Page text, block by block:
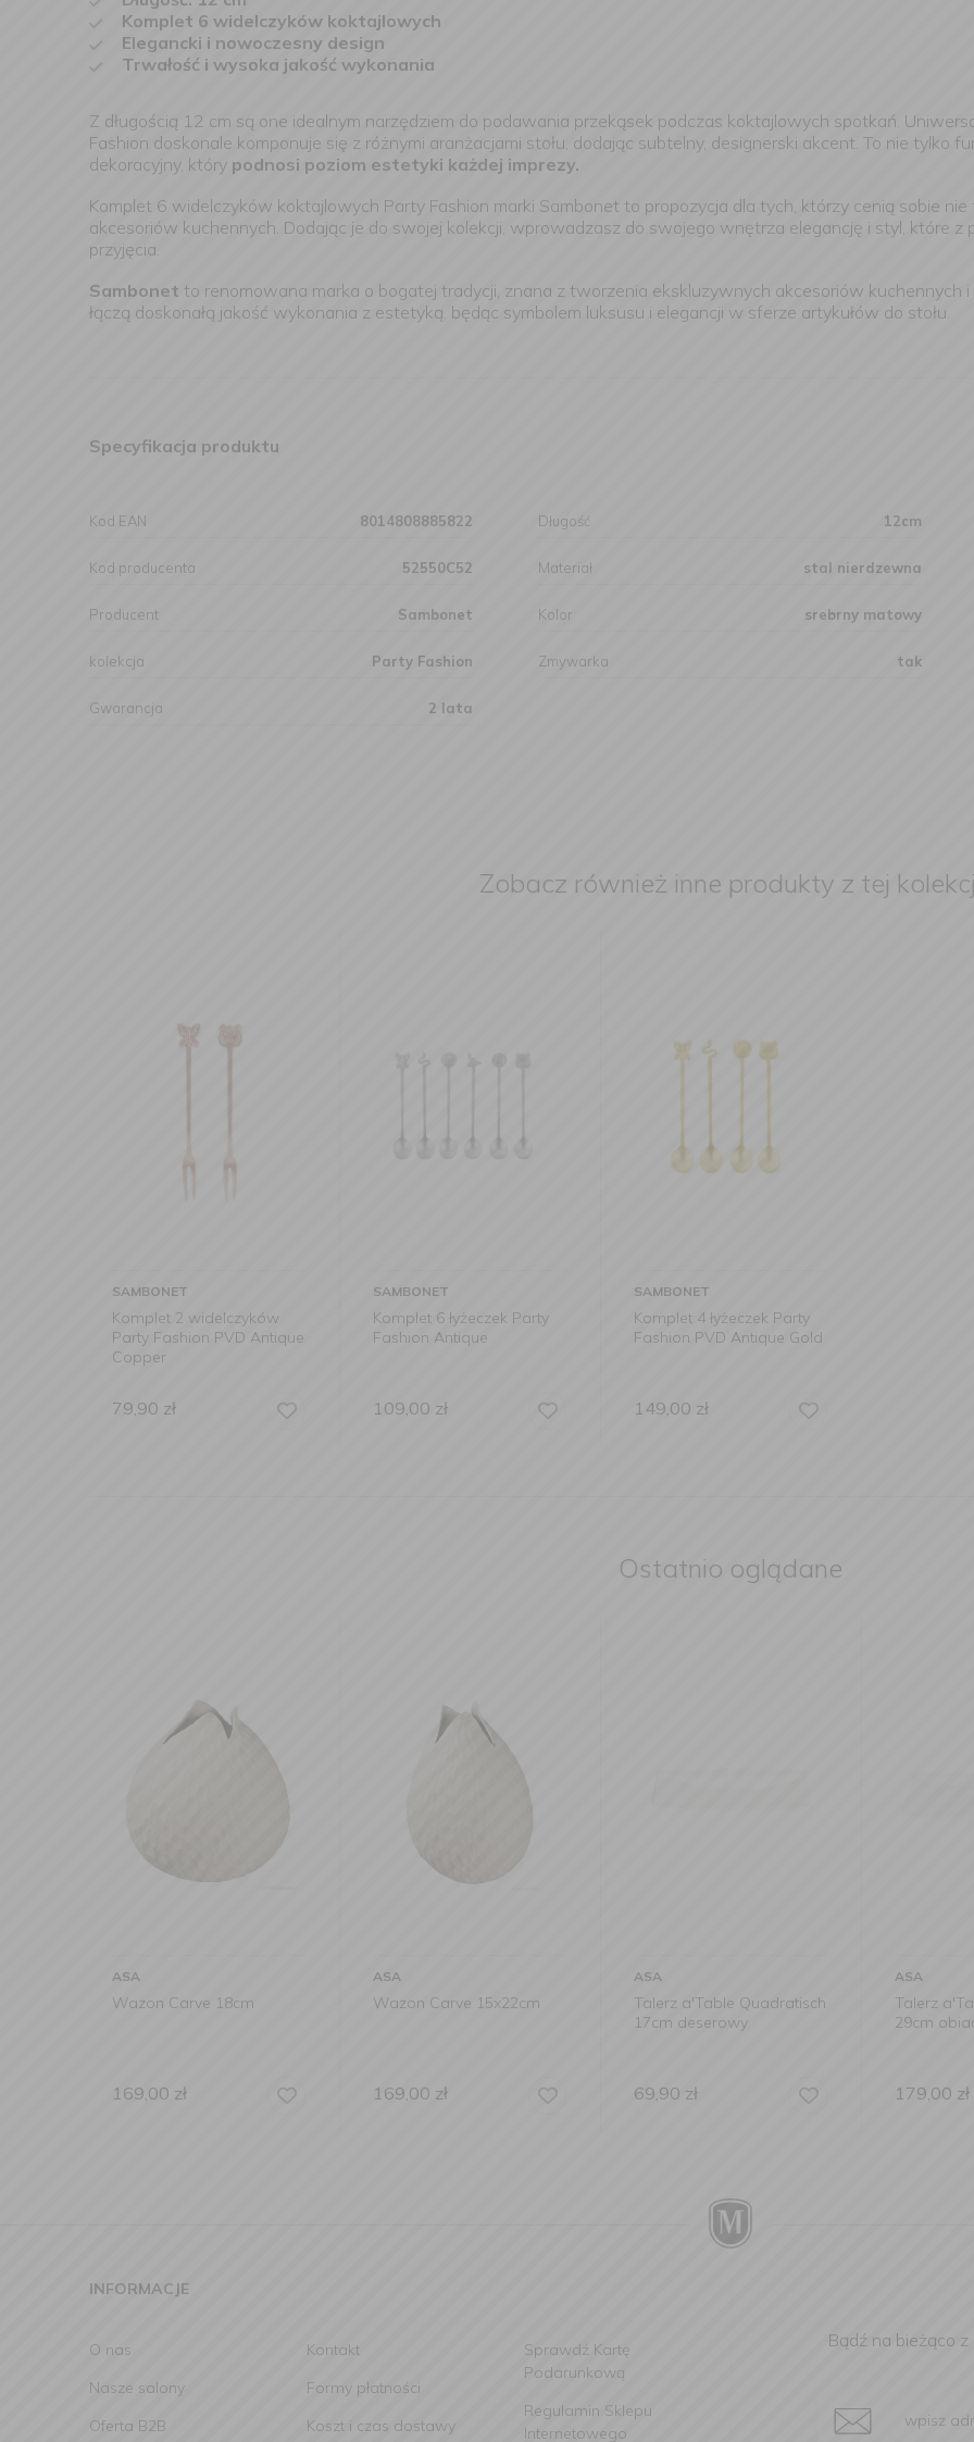
Komplet 6 widelczyków koktajlowych
Elegancki i nowoczesny design
Trwałość i wysoka jakość wykonania
Z długością 12 cm są one idealnym narzędziem do podawania przekąsek podczas koktajlowych spotkań.
Fashion doskonale komponuje się z różnymi aranżacjami stołu, dodając subtelny, designerski akcent. To nie tylko
dekoracyjny, który podnosi poziom estetyki każdej imprezy.
Komplet 6 widelczyków koktajlowych Party Fashion marki Sambonet to propozycja dla tych, którzy cenią sobie
akcesoriów kuchennych. Dodając je do swojej kolekcji, wprowadzasz do swojego wnętrza elegancję i styl, które
przyjęcia.
Sambonet to renomowana marka o bogatej tradycji, znana z tworzenia ekskluzywnych akcesoriów
łączą doskonałą jakość wykonania z estetyką, będąc symbolem luksusu i elegancji w sferze artykułów do stołu.
Specyfikacja produktu
Kod EAN 8014808885822
Kod producenta 52550C52
Producent Sambonet
kolekcja Party Fashion
Gwarancja 2 lata
Długość 12cm
Materiał stal nierdzewna
Kolor srebrny matowy
Zmywarka tak
Zobacz również inne produkty z tej
SAMBONET
Komplet 2 widelczyków
Party Fashion PVD Antique
Copper
79,90 zł
SAMBONET
Komplet 6 łyżeczek Party
Fashion Antique
109,00 zł
SAMBONET
Komplet 4 łyżeczek Party
Fashion PVD Antique Gold
149,00 zł
Ostatnio oglądane
ASA
Wazon Carve 18cm
169,00 zł
ASA
Wazon Carve 15x22cm
169,00 zł
ASA
Talerz a'Table Quadratisch
17cm deserowy
69,90 zł
ASA
Talerz
29cm
179,00 zł
Bądź na bieżąco
INFORMACJE
O nas
Nasze salony
Oferta B2B
Kontakt
Formy płatności
Koszt i czas dostawy
Sprawdź Kartę
Podarunkową
Regulamin Sklepu
Internetowego